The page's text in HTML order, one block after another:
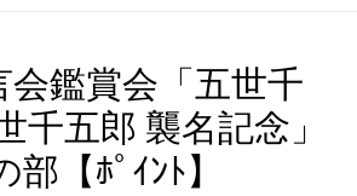
会鑑賞会「五世千
千五郎 襲名記念」
部【ﾎﾟｲﾝﾄ】